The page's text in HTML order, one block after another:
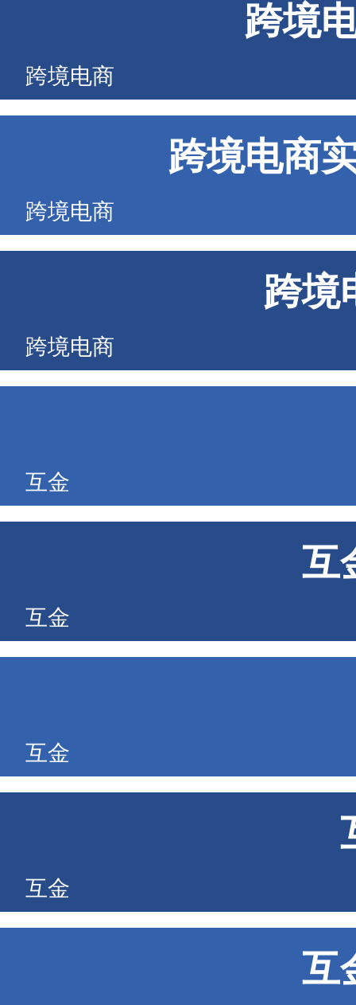
跨境
跨境电商
跨境电商
跨境电商
跨境
跨境电商
互金
互
互金
互金
互金
互